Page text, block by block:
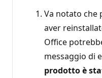
Va notato che
aver
Office
messaggio di
prodotto è